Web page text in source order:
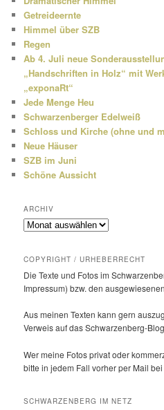
Getreideernte
Himmel über SZB
Regen
Ab 4. Juli neue
„Handschriften in Holz“ mit
„exponaRt“
Jede Menge Heu
Schwarzenberger Edelweiß
Schloss und Kirche (ohne und
Neue Häuser
SZB im Juni
Schöne Aussicht
ARCHIV
Archiv
COPYRIGHT / URHEBERRECHT
Die Texte und Fotos im
Impressum) bzw. den
Aus meinen Texten kann gern
Verweis auf das Schwarzenberg-
Wer meine Fotos privat oder
bitte in jedem Fall vorher per Mail bei
SCHWARZENBERG IM NETZ